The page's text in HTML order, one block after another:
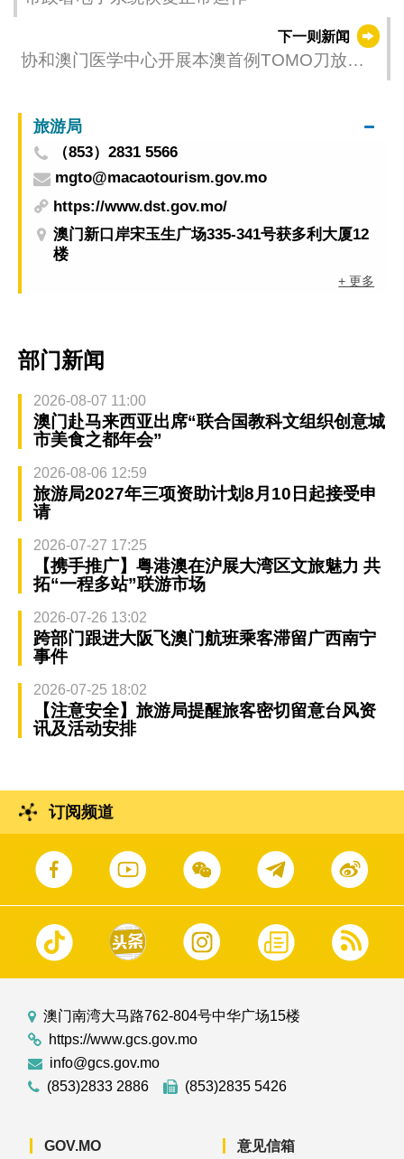
下一则新闻
协和澳门医学中心开展本澳首例TOMO刀放射
旅游局
（853）2831 5566
mgto@macaotourism.gov.mo
https://www.dst.gov.mo/
澳门新口岸宋玉生广场335-341号获多利大厦12
楼
+ 更多
部门新闻
2026-08-07 11:00
澳门赴马来西亚出席“联合国教科文组织创意城
市美食之都年会”
2026-08-06 12:59
旅游局2027年三项资助计划8月10日起接受申
请
2026-07-27 17:25
【携手推广】粤港澳在沪展大湾区文旅魅力 共
拓“一程多站”联游市场
2026-07-26 13:02
跨部门跟进大阪飞澳门航班乘客滞留广西南宁
事件
2026-07-25 18:02
【注意安全】旅游局提醒旅客密切留意台风资
讯及活动安排
订阅频道
澳门南湾大马路762-804号中华广场15楼
https://www.gcs.gov.mo
info@gcs.gov.mo
(853)2833 2886
(853)2835 5426
GOV.MO 意见信箱